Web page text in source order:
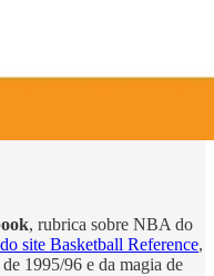
, rubrica sobre NBA do
site Basketball Reference,
1995/96 e da magia de